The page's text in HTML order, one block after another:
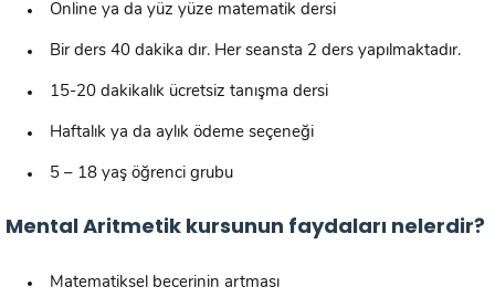
Online ya da yüz yüze matematik dersi
Bir ders 40 dakika dır. Her seansta 2 ders yapılmaktadır.
15-20 dakikalık ücretsiz tanışma dersi
Haftalık ya da aylık ödeme seçeneği
5 – 18 yaş öğrenci grubu
Mental Aritmetik kursunun faydaları nelerdir?
Matematiksel becerinin artması